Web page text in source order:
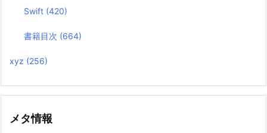
Swift (420)
書籍目次 (664)
xyz (256)
メタ情報